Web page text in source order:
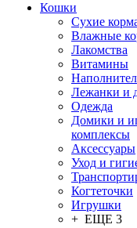
Кошки
Сухие
Влажные
Лакомства
Витамины
Лежанки и
Одежда
Домики и
комплексы
Аксессуары
Уход и
Когтеточки
Игрушки
+ ЕЩЕ 3